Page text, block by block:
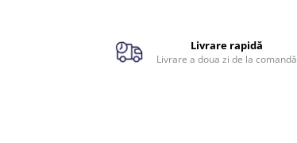
Livrare rapidă
Livrare a doua zi de la comandă